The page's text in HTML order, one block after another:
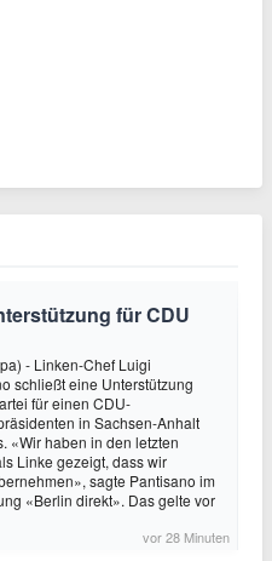
für CDU
- Linken-Chef Luigi
schließt eine Unterstützung
für einen CDU-
in Sachsen-Anhalt
«Wir haben in den letzten
Linke gezeigt, dass wir
sagte Pantisano im
«Berlin direkt». Das gelte vor
vor 28 Minuten